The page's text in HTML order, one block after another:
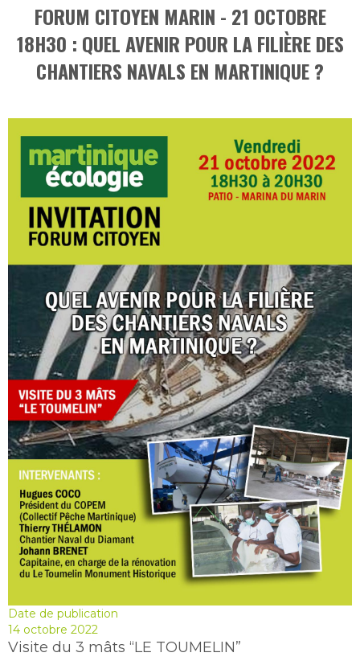
FORUM CITOYEN MARIN - 21 OCTOBRE
18H30 : QUEL AVENIR POUR LA FILIÈRE DES
CHANTIERS NAVALS EN MARTINIQUE ?
Date de publication
14 octobre 2022
Visite du 3 mâts “LE TOUMELIN”